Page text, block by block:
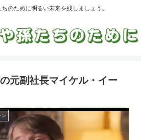
のために明るい未来を残しましょう。
元副社長マイケル・イー
ン